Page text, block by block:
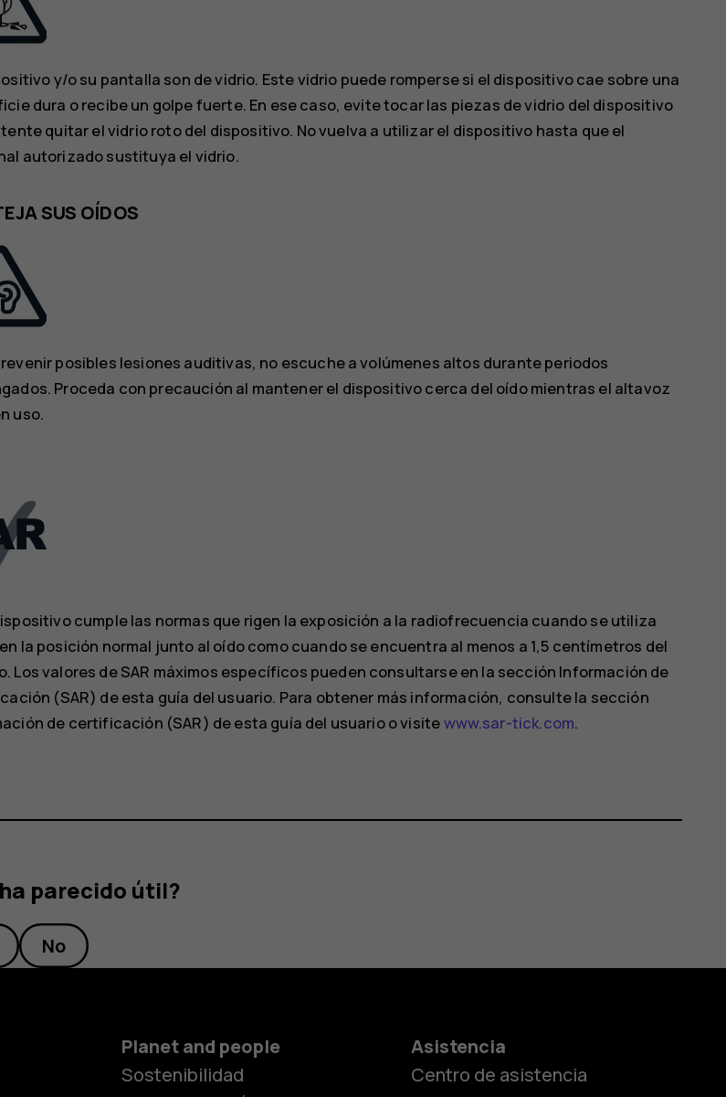
Smartphones
y/o su pantalla son de vidrio. Este vidrio puede romperse si el dispositivo cae sobre una
dura o recibe un golpe fuerte. En ese caso, evite tocar las piezas de vidrio del dispositivo
quitar el vidrio roto del dispositivo. No vuelva a utilizar el dispositivo hasta que el
autorizado sustituya el vidrio.
SUS OÍDOS
posibles lesiones auditivas, no escuche a volúmenes altos durante periodos
Proceda con precaución al mantener el dispositivo cerca del oído mientras el altavoz
uso.
cumple las normas que rigen la exposición a la radiofrecuencia cuando se utiliza
la posición normal junto al oído como cuando se encuentra al menos a 1,5 centímetros del
Los valores de SAR máximos específicos pueden consultarse en la sección Información de
(SAR) de esta guía del usuario. Para obtener más información, consulte la sección
de certificación (SAR) de esta guía del usuario o visitewww.sar-tick.com.
parecido útil?
No
Planet and people
Sostenibilidad
Asistencia
Centro de asistencia